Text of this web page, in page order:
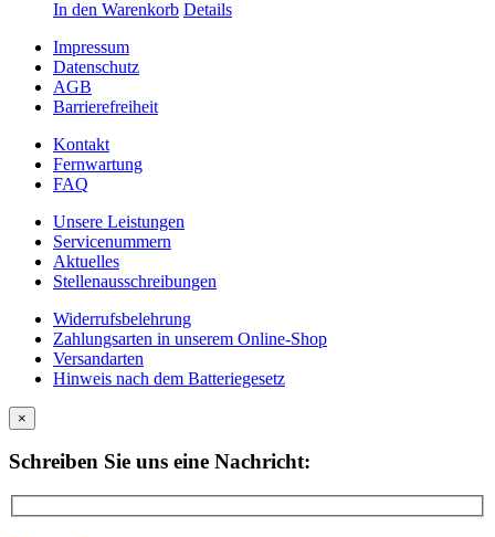
In den Warenkorb Details
Impressum
Datenschutz
AGB
Barrierefreiheit
Kontakt
Fernwartung
FAQ
Unsere Leistungen
Servicenummern
Aktuelles
Stellenausschreibungen
Widerrufsbelehrung
Zahlungsarten in unserem Online-Shop
Versandarten
Hinweis nach dem Batteriegesetz
×
Schreiben Sie uns eine Nachricht: